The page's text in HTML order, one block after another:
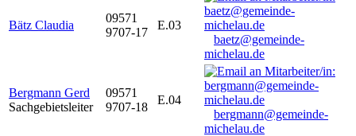
Bätz Claudia
09571
9707-17
E.03
baetz@gemeinde-
michelau.de
Bergmann Gerd
Sachgebietsleiter
09571
9707-18
E.04
bergmann@gemeinde-
michelau.de